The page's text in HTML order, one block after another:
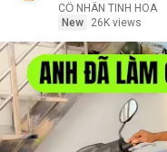
CỔ NHÂN TINH HOA
New
26K views